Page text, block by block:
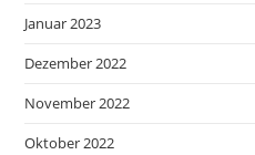
Januar 2023
Dezember 2022
November 2022
Oktober 2022